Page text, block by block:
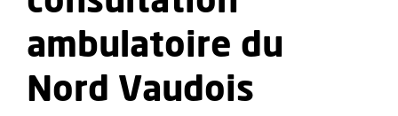
ambulatoire du
Nord Vaudois